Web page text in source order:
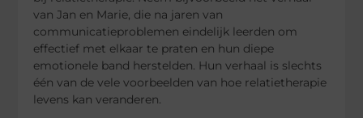
van Jan en Marie, die na jaren van
communicatieproblemen eindelijk leerden om
effectief met elkaar te praten en hun diepe
emotionele band herstelden. Hun verhaal is slechts
één van de vele voorbeelden van hoe relatietherapie
levens kan veranderen.